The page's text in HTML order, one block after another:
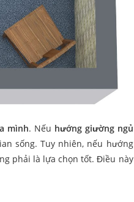
mình. Nếu hướng giường ngủ
sống. Tuy nhiên, nếu hướng
phải là lựa chọn tốt. Điều này